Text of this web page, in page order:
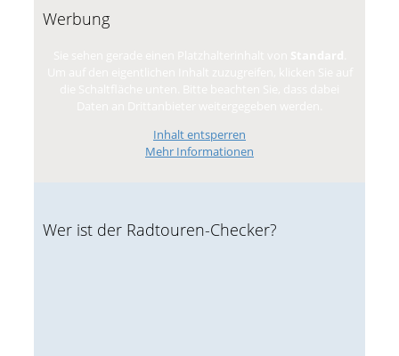
Werbung
Inhalt entsperren
Mehr Informationen
Wer ist der Radtouren-Checker?